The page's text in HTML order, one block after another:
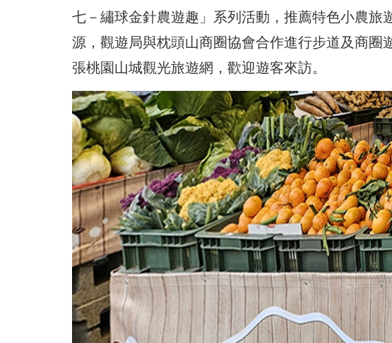
七－繡球金針農遊趣」系列活動，推薦特色小農旅
源，觀遊局與枕頭山商圈協會合作進行步道及商圈
張桃園山城觀光旅遊網，歡迎遊客來訪。